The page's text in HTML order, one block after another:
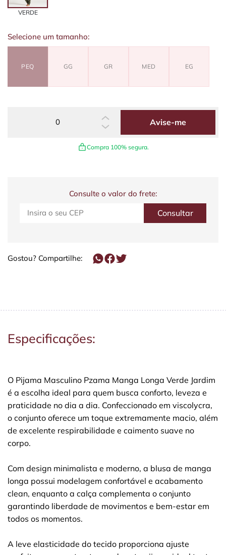
VERDE
Selecione um tamanho:
PEQ GG GR MED EG
Avise-me
Compra 100% segura.
Consulte o valor do frete:
Gostou? Compartilhe:
Especificações:
O Pijama Masculino Pzama Manga Longa Verde Jardim
é a escolha ideal para quem busca conforto, leveza e
praticidade no dia a dia. Confeccionado em viscolycra,
o conjunto oferece um toque extremamente macio, além
de excelente respirabilidade e caimento suave no
corpo.
Com design minimalista e moderno, a blusa de manga
longa possui modelagem confortável e acabamento
clean, enquanto a calça complementa o conjunto
garantindo liberdade de movimentos e bem-estar em
todos os momentos.
A leve elasticidade do tecido proporciona ajuste